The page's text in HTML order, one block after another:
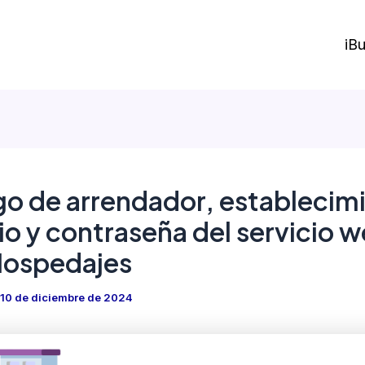
de arrendador,
y contraseña del servicio
10 de diciembre de 2024